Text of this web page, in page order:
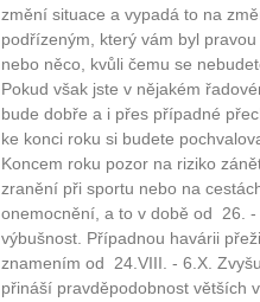
změní situace a vypadá to na
podřízeným, který vám byl
nebo něco, kvůli čemu se
Pokud však jste v nějakém
bude dobře a i přes případné
ke konci roku si budete
Koncem roku pozor na riziko
zranění při sportu nebo na
onemocnění, a to v době od 26.
výbušnost. Případnou havárii
znamením od 24.VIII. - 6.X.
přináší pravděpodobnost větších